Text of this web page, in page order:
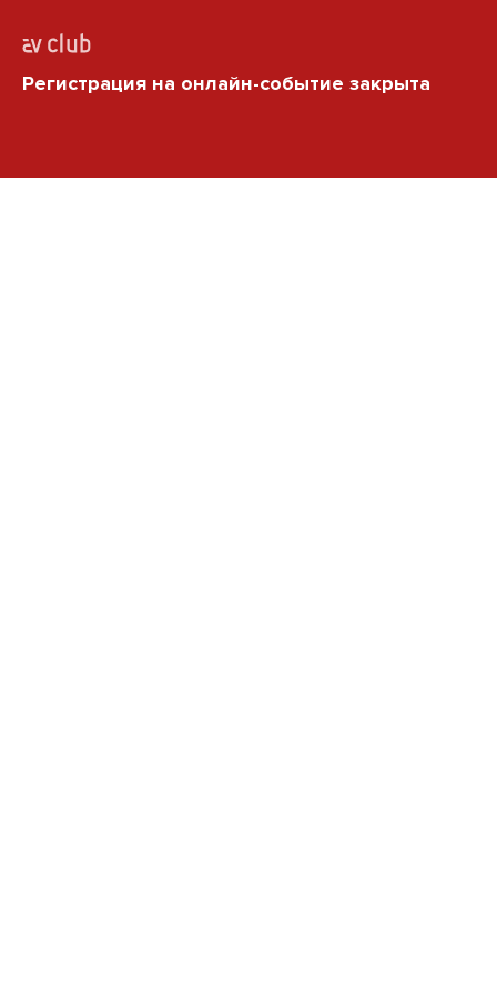
Регистрация на онлайн-событие закрыта